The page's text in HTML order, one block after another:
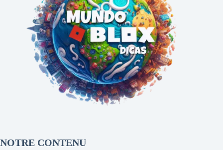
NOTRE CONTENU